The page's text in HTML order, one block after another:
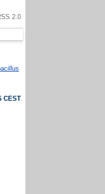
2.0
CEST